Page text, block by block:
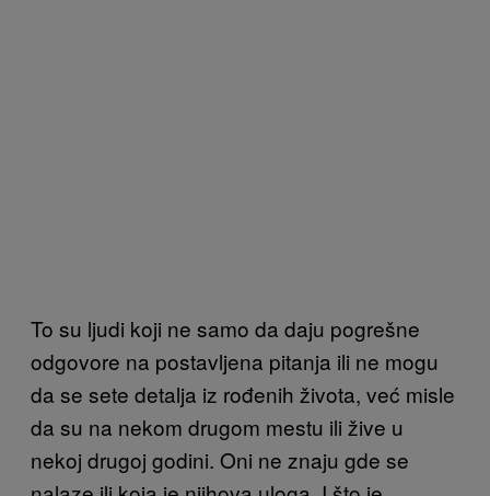
To su ljudi koji ne samo da daju pogrešne
odgovore na postavljena pitanja ili ne mogu
da se sete detalja iz rođenih života, već misle
da su na nekom drugom mestu ili žive u
nekoj drugoj godini. Oni ne znaju gde se